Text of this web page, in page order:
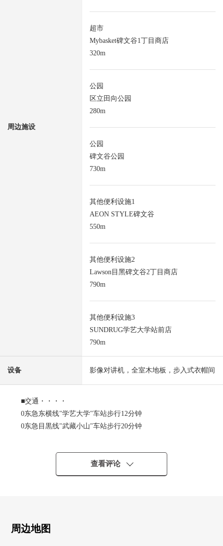
周边施设
超市
Mybasket碑文谷1丁目商店
320m
公园
区立田向公园
280m
公园
碑文谷公园
730m
其他便利设施1
AEON STYLE碑文谷
550m
其他便利设施2
Lawson目黑碑文谷2丁目商店
790m
其他便利设施3
SUNDRUG学艺大学站前店
790m
设备 影像对讲机，全室木地板，步入式衣帽间
■交通・・・・
0东急东横线"学艺大学"车站步行12分钟
0东急目黒线"武藏小山"车站步行20分钟
■推荐焦点・・・・
0包括西式房间的WIC在内，在各居室从属于存储空间
0安心的防盗门使用Mansion
查看评论
周边地图